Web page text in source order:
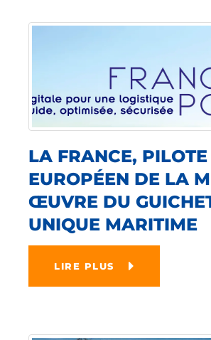
LA FRANCE, PILOTE
EUROPÉEN DE LA
ŒUVRE DU
UNIQUE MARITIME
LIRE PLUS